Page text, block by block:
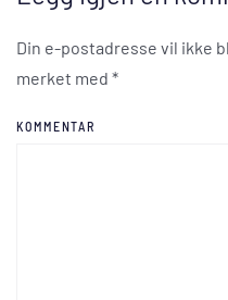
Din e-postadresse vil ikke
merket med *
KOMMENTAR